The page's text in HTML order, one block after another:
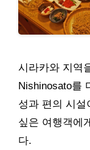
시라카와 지역
Nishinosato를
성과 편의 시설
싶은 여행객에
다.